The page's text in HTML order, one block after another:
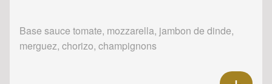
Base sauce tomate, mozzarella, jambon de dinde,
merguez, chorizo, champignons